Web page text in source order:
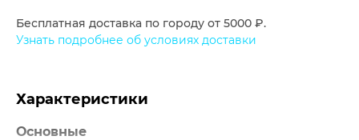
Бесплатная доставка по городу от 5000 ₽.
Узнать подробнее об условиях доставки
Характеристики
Основные